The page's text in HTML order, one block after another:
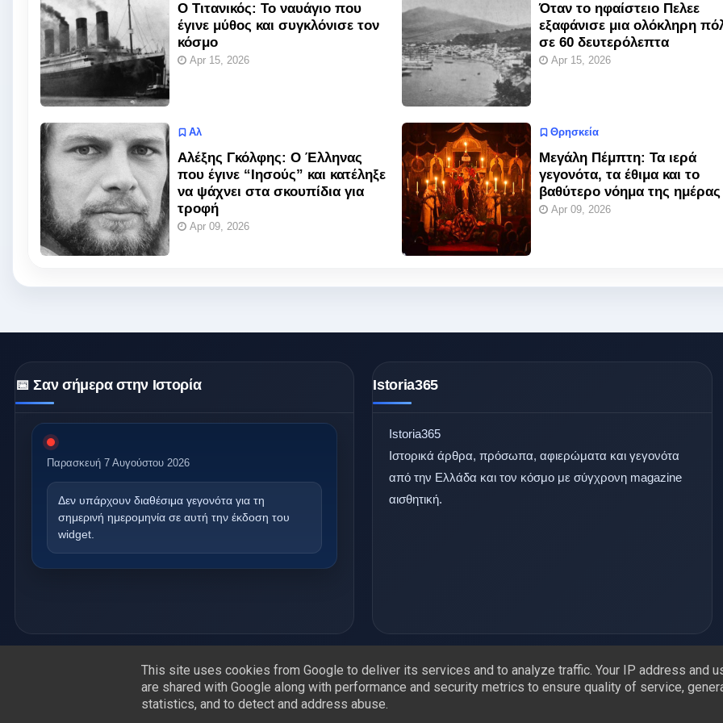
Ο Τιτανικός: Το ναυάγιο που
έγινε μύθος και συγκλόνισε τον
κόσμο
Apr 15, 2026
Όταν το ηφαίστειο Πελεε
εξαφάνισε μια ολόκληρη
σε 60 δευτερόλεπτα
Apr 15, 2026
Αλ
Αλέξης Γκόλφης: Ο Έλληνας
που έγινε “Ιησούς” και κατέληξε
να ψάχνει στα σκουπίδια για
τροφή
Apr 09, 2026
Θρησκεία
Μεγάλη Πέμπτη: Τα ιερά
γεγονότα, τα έθιμα και το
βαθύτερο νόημα της ημέρας
Apr 09, 2026
📅 Σαν σήμερα στην Ιστορία
Παρασκευή 7 Αυγούστου 2026
Δεν υπάρχουν διαθέσιμα γεγονότα για τη
σημερινή ημερομηνία σε αυτή την έκδοση του
widget.
Istoria365
Istoria365
Ιστορικά άρθρα, πρόσωπα, αφιερώματα και γεγονότα
από την Ελλάδα και τον κόσμο με σύγχρονη magazine
αισθητική.
© 2026 Istoria365 — All Rights Reserved.
This site uses cookies from Google to deliver its services and to analyze traffic. Your IP address and
are shared with Google along with performance and security metrics to ensure quality of service,
statistics, and to detect and address abuse.